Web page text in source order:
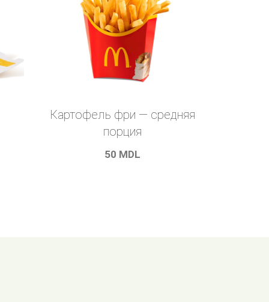
Картофель фри — средняя
порция
50 MDL